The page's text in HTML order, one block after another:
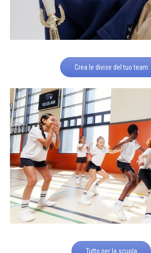
Crea le divise del tuo team
Tutto per la scuola